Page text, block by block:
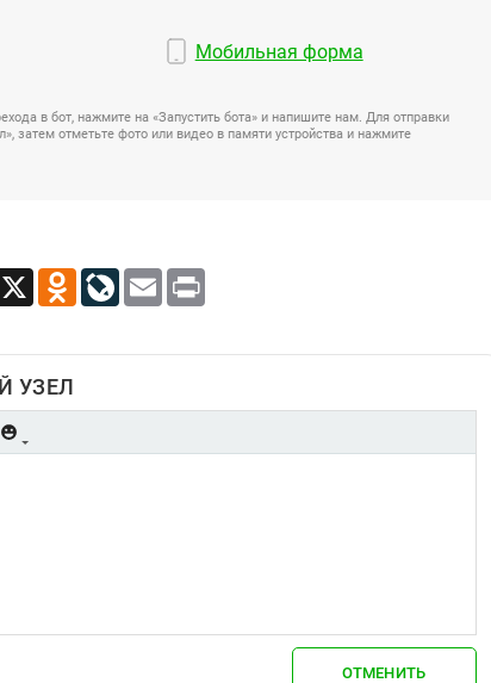
Мобильная форма
в бот, нажмите на «Запустить бота» и напишите нам. Для отправки
затем отметьте фото или видео в памяти устройства и нажмите
X Odnoklassniki
LiveJournal
Email
УЗЕЛ
ОТМЕНИТЬ